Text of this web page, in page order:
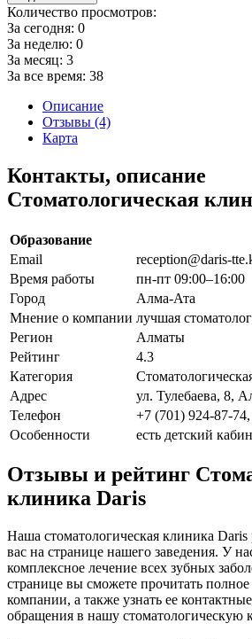
Количество просмотров:
За сегодня: 0
За неделю: 0
За месяц: 3
За все время: 38
Описание
Отзывы (4)
Карта
Контакты, описание
Стоматологическая
Образование
Email
reception@daris-
Время работы
пн-пт 09:00–16:00
Город
Алма-Ата
Мнение о компании лучшая
Регион
Алматы
Рейтинг
4.3
Категория
Адрес
ул. Тулебаева, 8,
Телефон
+7 (701) 924-87-
Особенности
есть детский
Отзывы и рейтинг
клиника Daris
Наша стоматологическая клиника Daris
вас на странице нашего заведения. У
комплексное лечение всех зубных
странице вы сможете прочитать
компании, а также узнать ее
обращения в нашу стоматологическую